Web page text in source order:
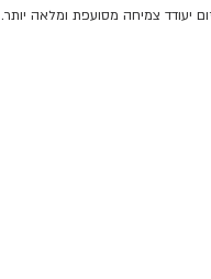
יעודד צמיחה מסועפת ומלאה יותר.